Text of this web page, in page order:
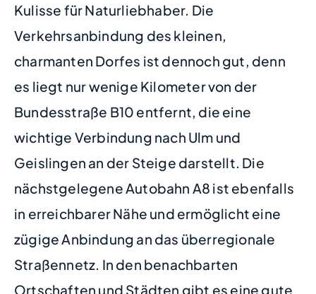
Kulisse für Naturliebhaber. Die
Verkehrsanbindung des kleinen,
charmanten Dorfes ist dennoch gut, denn
es liegt nur wenige Kilometer von der
Bundesstraße B10 entfernt, die eine
wichtige Verbindung nach Ulm und
Geislingen an der Steige darstellt. Die
nächstgelegene Autobahn A8 ist ebenfalls
in erreichbarer Nähe und ermöglicht eine
zügige Anbindung an das überregionale
Straßennetz. In den benachbarten
Ortschaften und Städten gibt es eine gute